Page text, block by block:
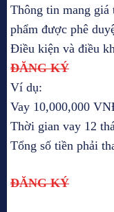
Thông tin mang giá
phẩm được phê
Điều kiện và điều
ĐĂNG KÝ
Ví dụ:
Vay 10,000,000
Thời gian vay 12
Tổng số tiền phải
ĐĂNG KÝ